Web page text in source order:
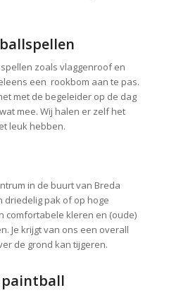
zoals vlaggenroof en
een rookbom aan te pas.
met de begeleider op de dag
mee. Wij halen er zelf het
leuk hebben.
in de buurt van Breda
driedelig pak of op hoge
comfortabele kleren en (oude)
Je krijgt van ons een overall
de grond kan tijgeren.